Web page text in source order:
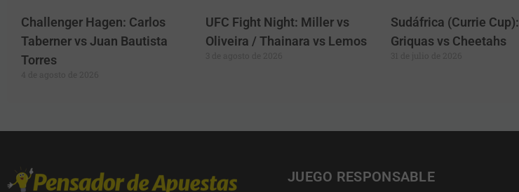
Challenger Hagen: Carlos
Taberner vs Juan Bautista
Torres
UFC Fight Night: Miller vs
Oliveira / Thainara vs Lemos
Sudáfrica (Currie Cup):
Griquas vs Cheetahs
JUEGO RESPONSABLE